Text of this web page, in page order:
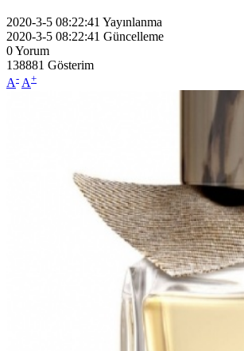
2020-3-5 08:22:41 Yayınlanma
2020-3-5 08:22:41 Güncelleme
0Yorum
138881 Gösterim
A- A+